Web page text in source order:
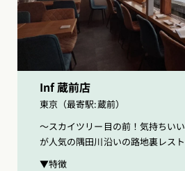
Inf 蔵前店
東京（最寄駅:蔵前）
〜スカイツリー目の前！気持ちい
が人気の隅田川沿いの路地裏レス
▼特徴